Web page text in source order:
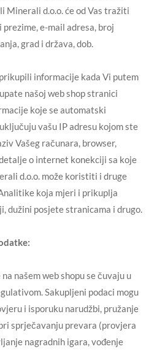
Minerali d.o.o. će od Vas tražiti
e-mail adresa, broj
grad i država, dob.
informacije kada Vi putem
našoj web shop stranici
koje se automatski
vašu IP adresu kojom ste
Vašeg računara, browser,
o internet konekciji sa koje
d.o.o. može koristiti i druge
koja mjeri i prikuplja
dužini posjete stranicama i drugo.
našem web shopu se čuvaju u
Sakupljeni podaci mogu
i isporuku narudžbi, pružanje
sprječavanju prevara (provjera
nagradnih igara, vođenje